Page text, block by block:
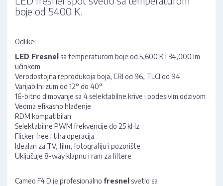
boje od 5400 K.
Odlike:
LED Fresnel sa temperaturom boje od 5,600 K i 34,000 lm
učinkom
Verodostojna reprodukcija boja, CRI od 96, TLCI od 94
Varijabilni zum od 12° do 40°
16-bitno dimovanje sa 4 selektabilne krive i podesivim odzivom
Veoma efikasno hlađenje
RDM kompatibilan
Selektabilne PWM frekvencije do 25 kHz
Flicker free i tiha operacija
Idealan za TV, film, fotografiju i pozorište
Uključuje 8-way klapnu i ram za filtere
Cameo F4 D je profesionalno fresnel svetlo sa